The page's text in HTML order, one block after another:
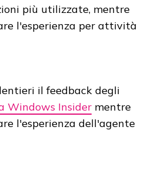
più utilizzate, mentre
l'esperienza per attività
il feedback degli
Windows Insider mentre
l'esperienza dell'agente